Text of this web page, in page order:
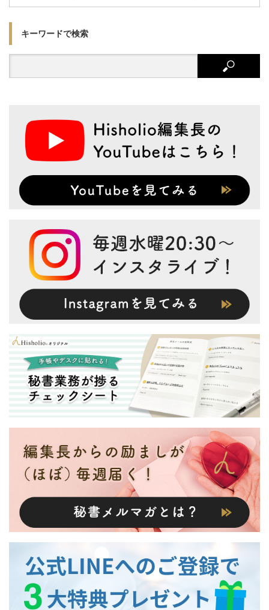
キーワードで検索